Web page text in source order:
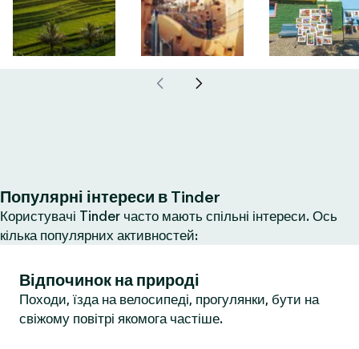
Популярні інтереси в Tinder
Користувачі Tinder часто мають спільні інтереси. Ось
кілька популярних активностей:
Відпочинок на природі
Походи, їзда на велосипеді, прогулянки, бути на
свіжому повітрі якомога частіше.